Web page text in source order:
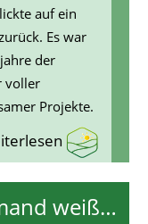
auf ein
Es war
der
voller
Projekte.
weiß…